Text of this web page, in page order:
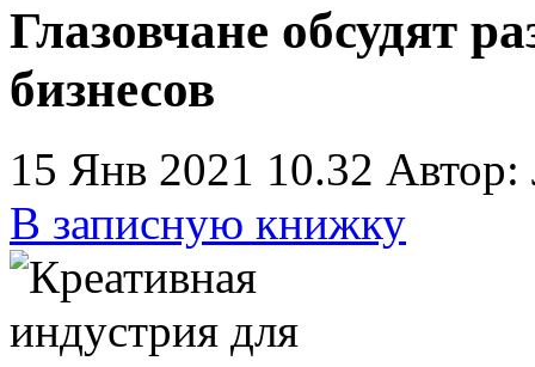
Глазовчане обсудят
бизнесов
15 Янв 2021 10.32
В записную книжку